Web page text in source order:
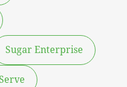
Sugar Enterprise